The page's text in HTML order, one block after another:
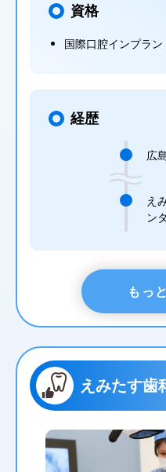
資格
国際口腔インプラ
経歴
広
え
ン
もっ
えみたす歯